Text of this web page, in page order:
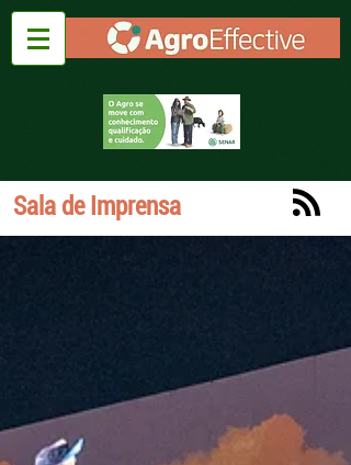
Sala de Imprensa